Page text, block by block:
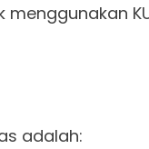
adalah: